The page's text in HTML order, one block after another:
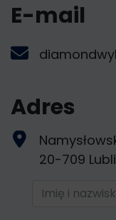
E-mail
Adres
20-709
Imię